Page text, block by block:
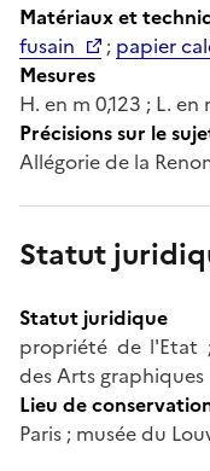
Matériaux et
fusain
; papier
Mesures
H. en m 0,123 ; L. en
Précisions sur le
Allégorie de la
Statut
Statut juridique
propriété de l'Etat
des Arts graphiques
Lieu de
Paris ; musée du